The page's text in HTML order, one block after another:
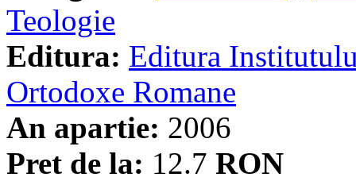
Teologie
Editura: Editura
Ortodoxe Romane
An apartie: 2006
Pret de la: 12.7 RON